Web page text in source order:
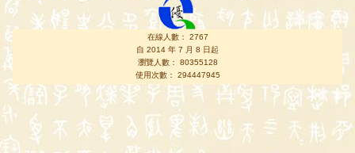
在線人數： 2767
自 2014 年 7 月 8 日起
瀏覽人數： 80355128
使用次數： 294447945